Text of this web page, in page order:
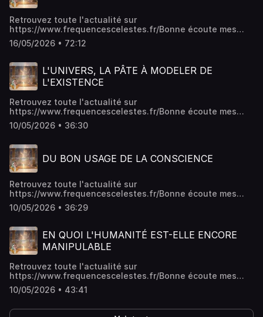
Retrouvez toute l'actualité sur
https://www.frequencescelestes.fr/Bonne écoute mes
amis,Arwen de La Réault
16/05/2026 • 72:12
L'UNIVERS, LA PÂTE À MODELER DE
L'EXISTENCE
Retrouvez toute l'actualité sur
⁠https://www.frequencescelestes.fr/⁠Bonne écoute mes
amis,Arwen de La Réault
10/05/2026 • 36:30
DU BON USAGE DE LA CONSCIENCE
Retrouvez toute l'actualité sur
⁠https://www.frequencescelestes.fr/⁠Bonne écoute mes
amis,Arwen de La Réault
10/05/2026 • 36:29
EN QUOI L'HUMANITÉ EST-ELLE ENCORE
MANIPULABLE
Retrouvez toute l'actualité sur
https://www.frequencescelestes.fr/Bonne écoute mes
amis,Arwen de La Réault
10/05/2026 • 43:41